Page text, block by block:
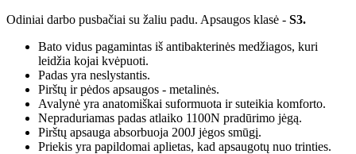
Odiniai darbo pusbačiai su žaliu padu. Apsaugos klasė - S3.
Bato vidus pagamintas iš antibakterinės medžiagos, kuri
leidžia kojai kvėpuoti.
Padas yra neslystantis.
Pirštų ir pėdos apsaugos - metalinės.
Avalynė yra anatomiškai suformuota ir suteikia komforto.
Nepraduriamas padas atlaiko 1100N pradūrimo jėgą.
Pirštų apsauga absorbuoja 200J jėgos smūgį.
Priekis yra papildomai aplietas, kad apsaugotų nuo trinties.